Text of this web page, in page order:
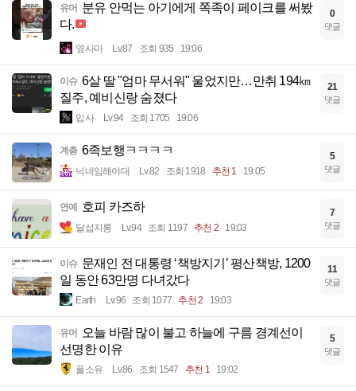
유머 분유 안먹는 아기에게 쪽족이 페이크를 써봤
다.
옆사마 Lv.87 조회 935 19:06
0
댓글
이슈 6살 딸 "엄마 무서워" 울었지만…만취 194㎞
질주, 예비신랑 숨졌다
입사 Lv.94 조회 1705 19:06
21
댓글
계층 6족보행ㅋㅋㅋㅋ
닉네임해야대 Lv.82 조회 1918 추천 1 19:05
5
댓글
연예 호피 카즈하
달섭지롱 Lv.94 조회 1197 추천 2 19:03
7
댓글
이슈 문재인 전 대통령 ‘책방지기’ 평산책방, 1200
일 동안 63만명 다녀갔다
Earth Lv.96 조회 1077 추천 2 19:03
11
댓글
유머
오늘 바람 많이 불고 하늘에 구름 경계선이
선명한 이유
풀소유 Lv.86 조회 1547 추천 1 19:02
5
댓글